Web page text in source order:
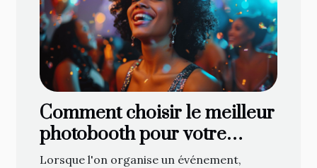
Comment choisir le meilleur
photobooth pour votre
événement
Lorsque l'on organise un événement,